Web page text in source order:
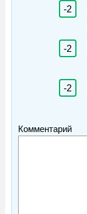
-2
-2
-2
Комментарий